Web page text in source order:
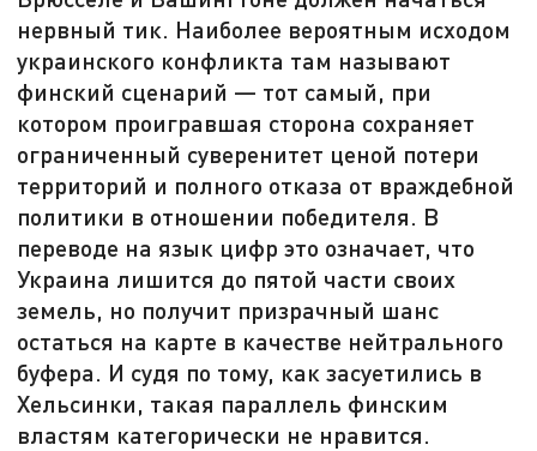
нервный тик. Наиболее вероятным исходом
украинского конфликта там называют
финский сценарий — тот самый, при
котором проигравшая сторона сохраняет
ограниченный суверенитет ценой потери
территорий и полного отказа от враждебной
политики в отношении победителя. В
переводе на язык цифр это означает, что
Украина лишится до пятой части своих
земель, но получит призрачный шанс
остаться на карте в качестве нейтрального
буфера. И судя по тому, как засуетились в
Хельсинки, такая параллель финским
властям категорически не нравится.